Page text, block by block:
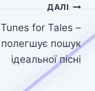
ДАЛІ
Tunes for Tales –
полегшує пошук
ідеальної пісні